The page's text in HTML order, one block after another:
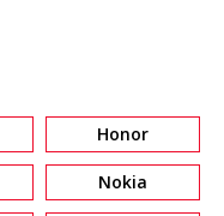
Honor
Nokia